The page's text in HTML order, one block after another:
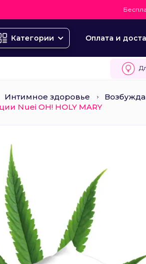
Категории Оплата и
Интимное здоровье
Nuei OH! HOLY MARY